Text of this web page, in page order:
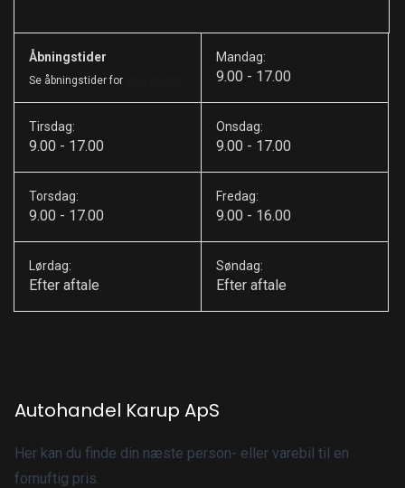
Åbningstider
Se åbningstider for
Mandag:
9.00 - 17.00
Tirsdag:
9.00 - 17.00
Onsdag:
9.00 - 17.00
Torsdag:
9.00 - 17.00
Fredag:
9.00 - 16.00
Lørdag:
Efter aftale
Søndag:
Efter aftale
Autohandel Karup ApS
Her kan du finde din næste person- eller varebil til en
fornuftig pris.